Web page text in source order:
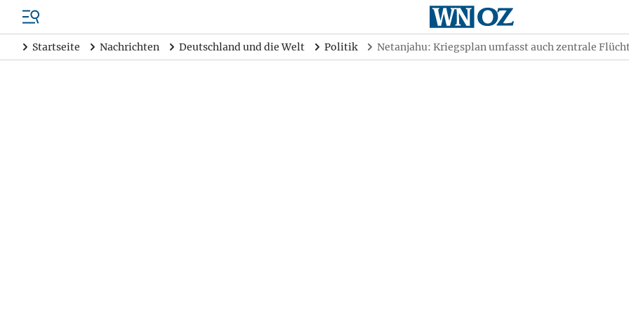
Startseite Nachrichten Deutschland und die Welt Politik Netanjahu: Kriegsplan umfasst auch zentrale